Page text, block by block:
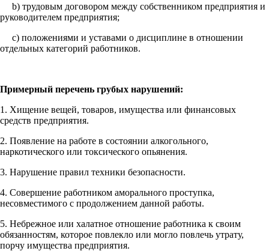
b) трудовым договором между собственником предприятия и
руководителем предприятия;
c) положениями и уставами о дисциплине в отношении
отдельных категорий работников.
Примерный перечень грубых нарушений:
1. Хищение вещей, товаров, имущества или финансовых
средств предприятия.
2. Появление на работе в состоянии алкогольного,
наркотического или токсического опьянения.
3. Нарушение правил техники безопасности.
4. Совершение работником аморального проступка,
несовместимого с продолжением данной работы.
5. Небрежное или халатное отношение работника к своим
обязанностям, которое повлекло или могло повлечь утрату,
порчу имущества предприятия.